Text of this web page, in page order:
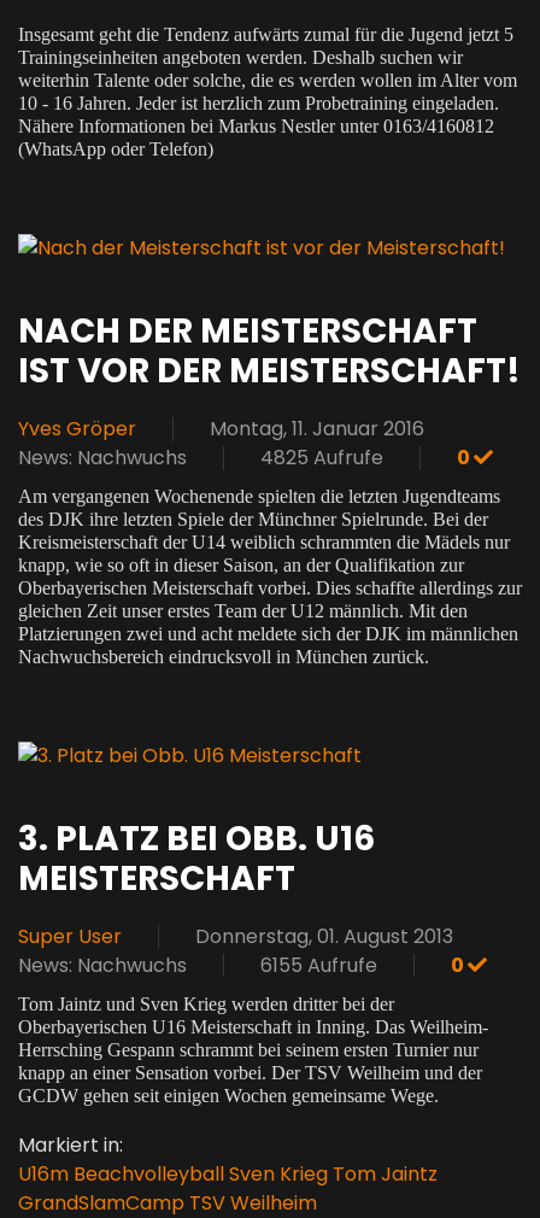
Insgesamt geht die Tendenz aufwärts zumal für die Jugend jetzt 5
Trainingseinheiten angeboten werden. Deshalb suchen wir
weiterhin Talente oder solche, die es werden wollen im Alter vom
10 - 16 Jahren. Jeder ist herzlich zum Probetraining eingeladen.
Nähere Informationen bei Markus Nestler unter 0163/4160812
(WhatsApp oder Telefon)
NACH DER MEISTERSCHAFT
IST VOR DER MEISTERSCHAFT!
Yves Gröper
Montag, 11. Januar 2016
News: Nachwuchs
4825 Aufrufe 0
Am vergangenen Wochenende spielten die letzten Jugendteams
des DJK ihre letzten Spiele der Münchner Spielrunde. Bei der
Kreismeisterschaft der U14 weiblich schrammten die Mädels nur
knapp, wie so oft in dieser Saison, an der Qualifikation zur
Oberbayerischen Meisterschaft vorbei. Dies schaffte allerdings zur
gleichen Zeit unser erstes Team der U12 männlich. Mit den
Platzierungen zwei und acht meldete sich der DJK im männlichen
Nachwuchsbereich eindrucksvoll in München zurück.
3. PLATZ BEI OBB. U16
MEISTERSCHAFT
Super User
Donnerstag, 01. August 2013
News: Nachwuchs
6155 Aufrufe 0
Tom Jaintz und Sven Krieg werden dritter bei der
Oberbayerischen U16 Meisterschaft in Inning. Das Weilheim-
Herrsching Gespann schrammt bei seinem ersten Turnier nur
knapp an einer Sensation vorbei. Der TSV Weilheim und der
GCDW gehen seit einigen Wochen gemeinsame Wege.
Markiert in:
U16m BeachvolleyballSven Krieg Tom Jaintz
GrandSlamCamp TSV Weilheim